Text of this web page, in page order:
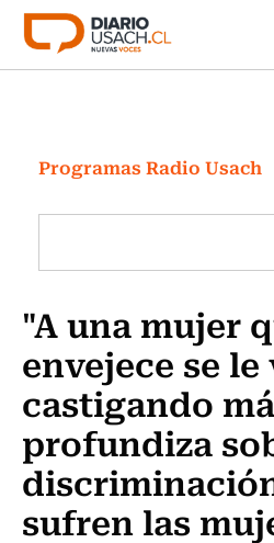
Click acá para ir directamente
Investigación
Cultura
Programas Radio y TV
Programas Radio Usach
"A una mujer
envejece se le
castigando
profundiza
sufren las